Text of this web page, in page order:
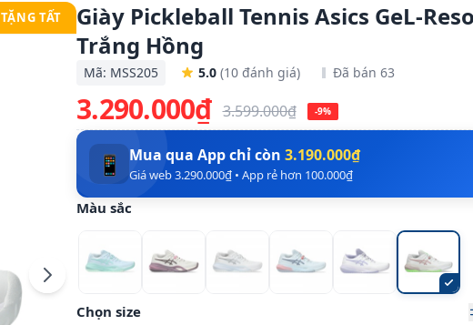
TẶNG TẤT
Giày Pickleball Tennis Asics GeL-
Trắng Hồng
Mã: MSS205 5.0 (10 đánh giá) Đã bán 63
3.290.000₫ 3.599.000₫ -9%
📱 Mua qua App chỉ còn 3.190.000₫
Giá web 3.290.000₫ • App rẻ hơn 100.000₫
Màu sắc
Chọn size